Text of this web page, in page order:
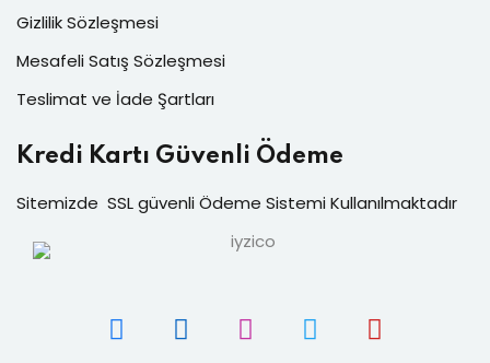
Gizlilik Sözleşmesi
Mesafeli Satış Sözleşmesi
Teslimat ve İade Şartları
Kredi Kartı Güvenli Ödeme
Sitemizde SSL güvenli Ödeme Sistemi Kullanılmaktadır